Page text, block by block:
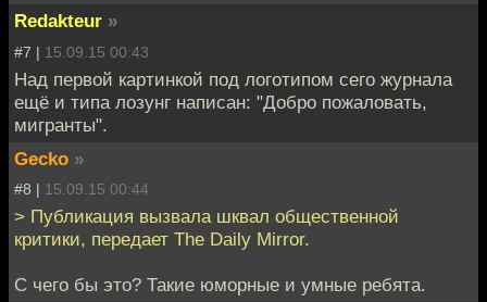
Redakteur »
#7 | 15.09.15 00:43
Над первой картинкой под логотипом сего журнала
ещё и типа лозунг написан: "Добро пожаловать,
мигранты".
Gecko »
#8 | 15.09.15 00:44
> Публикация вызвала шквал общественной
критики, передает The Daily Mirror.
C чего бы это? Такие юморные и умные ребята.